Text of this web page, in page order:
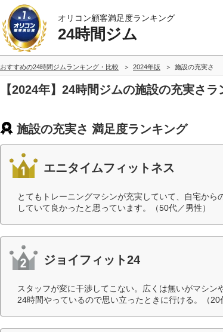
オリコン顧客満足度ランキング
24時間ジム
おすすめの24時間ジムランキング・比較 2024年版 施設の充実さ
【2024年】24時間ジムの施設の充実さ
施設の充実さ 満足度ランキング
エニタイムフィットネス
とてもトレーニングマシンが充実していて、自宅から
していて良かったと思っています。（50代／男性）
ジョイフィット24
スタッフが変に干渉してこない。広くは無いがマシン
24時間やっているので思い立ったときに行ける。（20